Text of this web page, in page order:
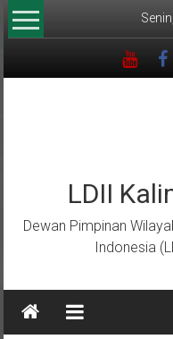
Lompat
ke
LDII
Dewan Pimpinan
Indonesia